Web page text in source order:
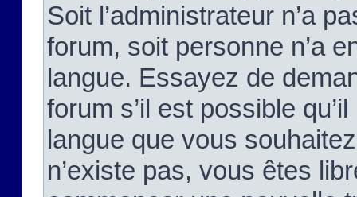
Soit l’administrateur n’a
forum, soit personne n’a
langue. Essayez de
forum s’il est possible
langue que vous
n’existe pas, vous êtes